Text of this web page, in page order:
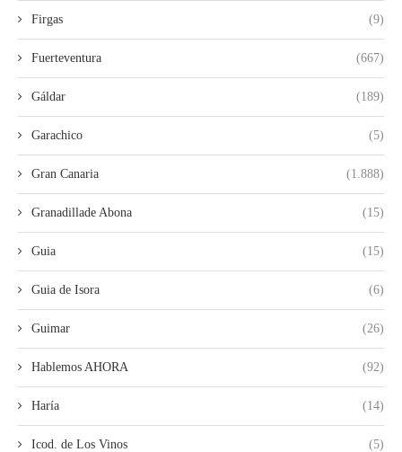
Firgas (9)
Fuerteventura (667)
Gáldar (189)
Garachico (5)
Gran Canaria (1.888)
Granadillade Abona (15)
Guia (15)
Guia de Isora (6)
Guimar (26)
Hablemos AHORA (92)
Haría (14)
Icod. de Los Vinos (5)